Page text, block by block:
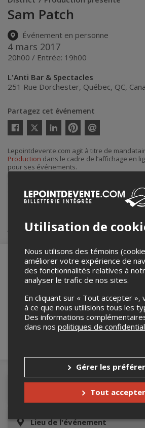
Sam Patch
Événement en personne
4 mars 2017
20h00 / Entrée: 19h00
L'Anti Bar & Spectacles
251 Rue Dorchester, Québec, QC,
Partagez cet événement
Twitter
courriel
Lepointdevente.com agit à titre de
Production dans le cadre de l’affichage en
pour ses événements.
district7prod@gmail.com.
Achat de billets
Merci de confirmer que vous
robot ci-bas.
Détails de l'événement
Lieu de l'événement
Utilisation de
Nous utilisons des témoins
améliorer votre expérience de
des fonctionnalités relatives à
analyser le trafic de nos sites.
En cliquant sur « Tout accepter »,
à ce que nous utilisions tous les
Des informations
dans nos politiques de
Gérer les
Tout accepter